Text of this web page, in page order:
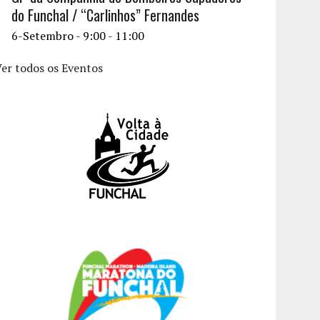
do Funchal / “Carlinhos” Fernandes
6-Setembro - 9:00- 11:00
todos os Eventos